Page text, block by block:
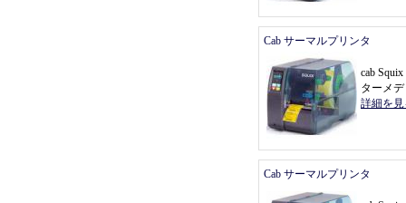
Cab サーマルプリンタ
cab
ターメ
詳細を
Cab サーマルプリンタ